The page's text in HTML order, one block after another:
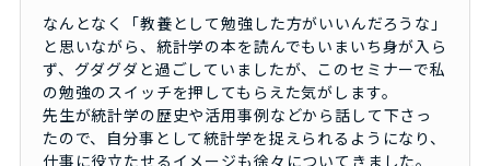
なんとなく「教養として勉強した方がいいんだろうな」
と思いながら、統計学の本を読んでもいまいち身が入ら
ず、グダグダと過ごしていましたが、このセミナーで私
の勉強のスイッチを押してもらえた気がします。
先生が統計学の歴史や活用事例などから話して下さっ
たので、自分事として統計学を捉えられるようになり、
仕事に役立たせるイメージも徐々についてきました。